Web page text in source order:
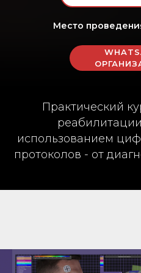
Место
Практический
использованием
протоколов - от